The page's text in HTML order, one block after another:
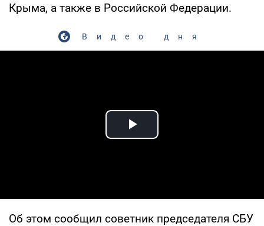
Крыма, а также в Российской Федерации.
Видео дня
Play Video
Об этом сообщил советник председателя СБУ